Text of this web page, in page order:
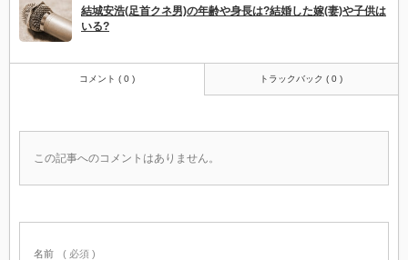
結城安浩(足首クネ男)の年齢や身長は?結婚した嫁(妻)や子供は
いる?
コメント ( 0 ) トラックバック ( 0 )
この記事へのコメントはありません。
名前 ( 必須 )